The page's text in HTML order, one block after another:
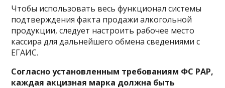
Чтобы использовать весь функционал системы
подтверждения факта продажи алкогольной
продукции, следует настроить рабочее место
кассира для дальнейшего обмена сведениями с
ЕГАИС.
Согласно установленным требованиям ФС РАР,
каждая акцизная марка должна быть